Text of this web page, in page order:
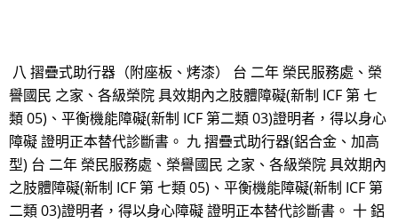
八 摺疊式助行器（附座板、烤漆） 台 二年 榮民服務處、榮
譽國民 之家、各級榮院 具效期內之肢體障礙(新制 ICF 第 七
類 05)、平衡機能障礙(新制 ICF 第二類 03)證明者，得以身心
障礙 證明正本替代診斷書。 九 摺疊式助行器(鋁合金、加高
型) 台 二年 榮民服務處、榮譽國民 之家、各級榮院 具效期內
之肢體障礙(新制 ICF 第 七類 05)、平衡機能障礙(新制 ICF 第
二類 03)證明者，得以身心障礙 證明正本替代診斷書。 十 鋁